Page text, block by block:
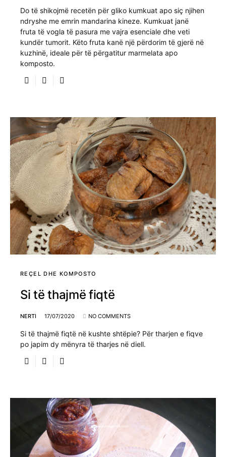
Do të shikojmë recetën për gliko kumkuat apo siç njihen
ndryshe me emrin mandarina kineze. Kumkuat janë
fruta të vogla të pasura me vajra esenciale dhe veti
kundër tumorit. Këto fruta kanë një përdorim të gjerë në
kuzhinë, ideale për të përgatitur marmelata apo
komposto.
REÇEL DHE KOMPOSTO
Si të thajmë fiqtë
NERTI 17/07/2020 NO COMMENTS
Si të thajmë fiqtë në kushte shtëpie? Për tharjen e fiqve
po japim dy mënyra të tharjes në diell.